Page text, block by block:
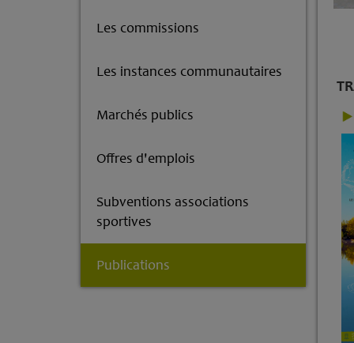
Les commissions
Les instances communautaires
Marchés publics
Offres d'emplois
Subventions associations
sportives
Publications